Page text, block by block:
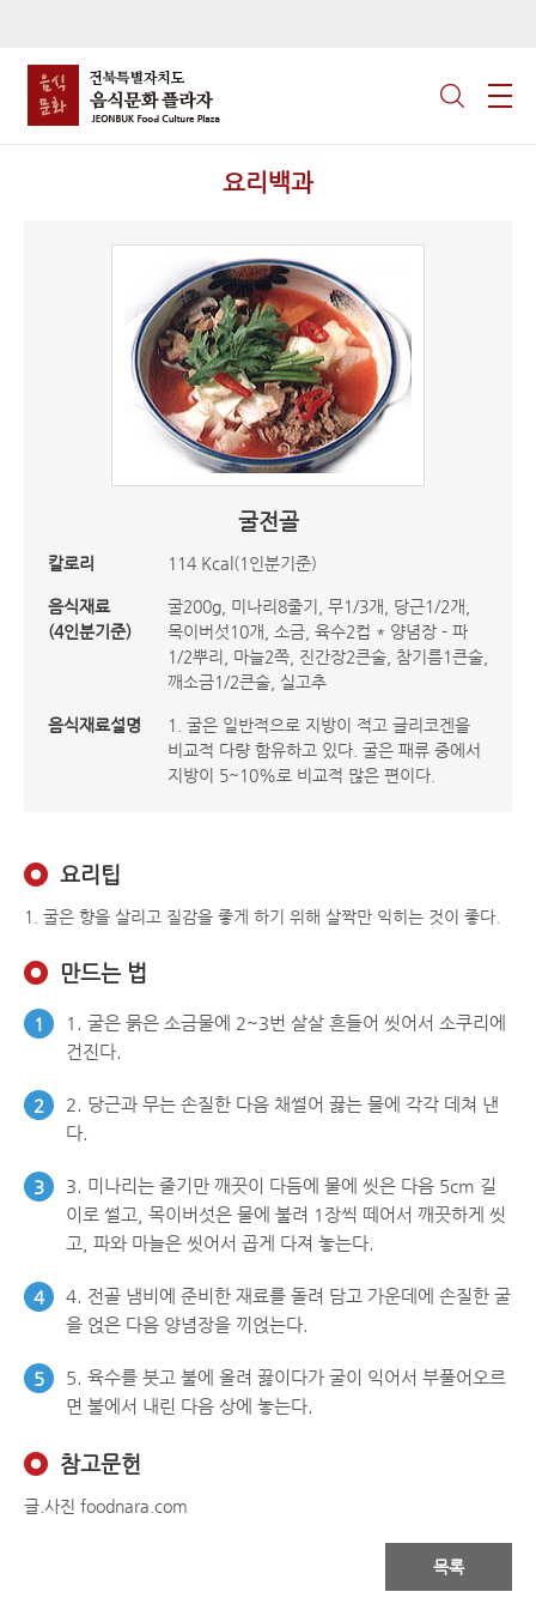
요리백과
굴전골
칼로리 114 Kcal(1인분기준)
음식재료
(4인분기준)
굴200g, 미나리8줄기, 무1/3개, 당근1/2개,
목이버섯10개, 소금, 육수2컵 * 양념장 - 파
1/2뿌리, 마늘2쪽, 진간장2큰술, 참기름1큰술,
깨소금1/2큰술, 실고추
음식재료설명
1. 굴은 일반적으로 지방이 적고 글리코겐을
비교적 다량 함유하고 있다. 굴은 패류 중에서
지방이 5~10%로 비교적 많은 편이다.
요리팁
1. 굴은 향을 살리고 질감을 좋게 하기 위해 살짝만 익히는 것이 좋다.
만드는 법
1
1. 굴은 묽은 소금물에 2~3번 살살 흔들어 씻어서 소쿠리에
건진다.
2
2. 당근과 무는 손질한 다음 채썰어 끓는 물에 각각 데쳐 낸
다.
3
3. 미나리는 줄기만 깨끗이 다듬에 물에 씻은 다음 5cm 길
이로 썰고, 목이버섯은 물에 불려 1장씩 떼어서 깨끗하게 씻
고, 파와 마늘은 씻어서 곱게 다져 놓는다.
4
4. 전골 냄비에 준비한 재료를 돌려 담고 가운데에 손질한 굴
을 얹은 다음 양념장을 끼얹는다.
5
5. 육수를 붓고 불에 올려 끓이다가 굴이 익어서 부풀어오르
면 불에서 내린 다음 상에 놓는다.
참고문헌
글.사진 foodnara.com
목록